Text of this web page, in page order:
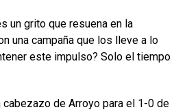
un grito que resuena en la
una campaña que los lleve a lo
este impulso? Solo el tiempo
de Arroyo para el 1-0 de